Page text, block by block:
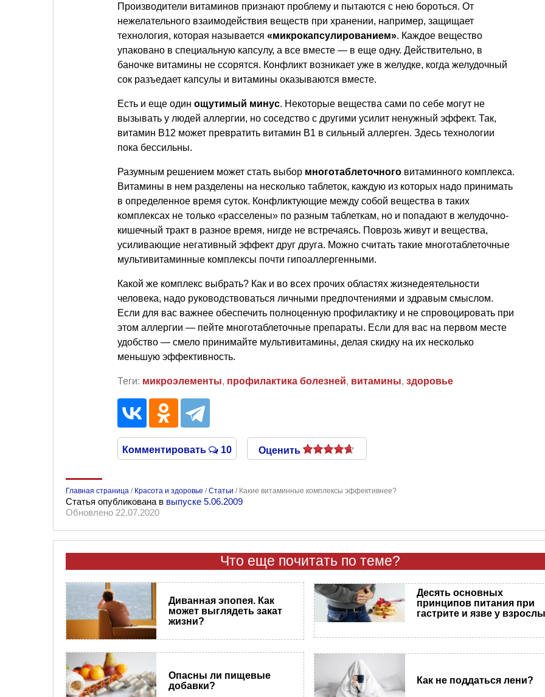
Производители витаминов признают проблему и пытаются с нею бороться. От
нежелательного взаимодействия веществ при хранении, например, защищает
технология, которая называется «микрокапсулированием». Каждое вещество
упаковано в специальную капсулу, а все вместе — в еще одну. Действительно, в
баночке витамины не ссорятся. Конфликт возникает уже в желудке, когда желудочный
сок разъедает капсулы и витамины оказываются вместе.
Есть и еще один ощутимый минус. Некоторые вещества сами по себе могут не
вызывать у людей аллергии, но соседство с другими усилит ненужный эффект. Так,
витамин В12 может превратить витамин В1 в сильный аллерген. Здесь технологии
пока бессильны.
Разумным решением может стать выбор многотаблеточного витаминного комплекса.
Витамины в нем разделены на несколько таблеток, каждую из которых надо принимать
в определенное время суток. Конфликтующие между собой вещества в таких
комплексах не только «расселены» по разным таблеткам, но и попадают в желудочно-
кишечный тракт в разное время, нигде не встречаясь. Поврозь живут и вещества,
усиливающие негативный эффект друг друга. Можно считать такие многотаблеточные
мультивитаминные комплексы почти гипоаллергенными.
Какой же комплекс выбрать? Как и во всех прочих областях жизнедеятельности
человека, надо руководствоваться личными предпочтениями и здравым смыслом.
Если для вас важнее обеспечить полноценную профилактику и не спровоцировать при
этом аллергии — пейте многотаблеточные препараты. Если для вас на первом месте
удобство — смело принимайте мультивитамины, делая скидку на их несколько
меньшую эффективность.
Теги: микроэлементы, профилактика болезней, витамины, здоровье
Комментировать 10 Оценить
Главная страница / Красота и здоровье /Статьи / Какие витаминные комплексы эффективнее?
Статья опубликована в выпуске 5.06.2009
Обновлено 22.07.2020
Что еще почитать по теме?
Диванная эпопея. Как
может выглядеть закат
жизни?
Десять основных
принципов питания при
гастрите и язве у
Опасны ли пищевые
добавки?
Как не поддаться лени?